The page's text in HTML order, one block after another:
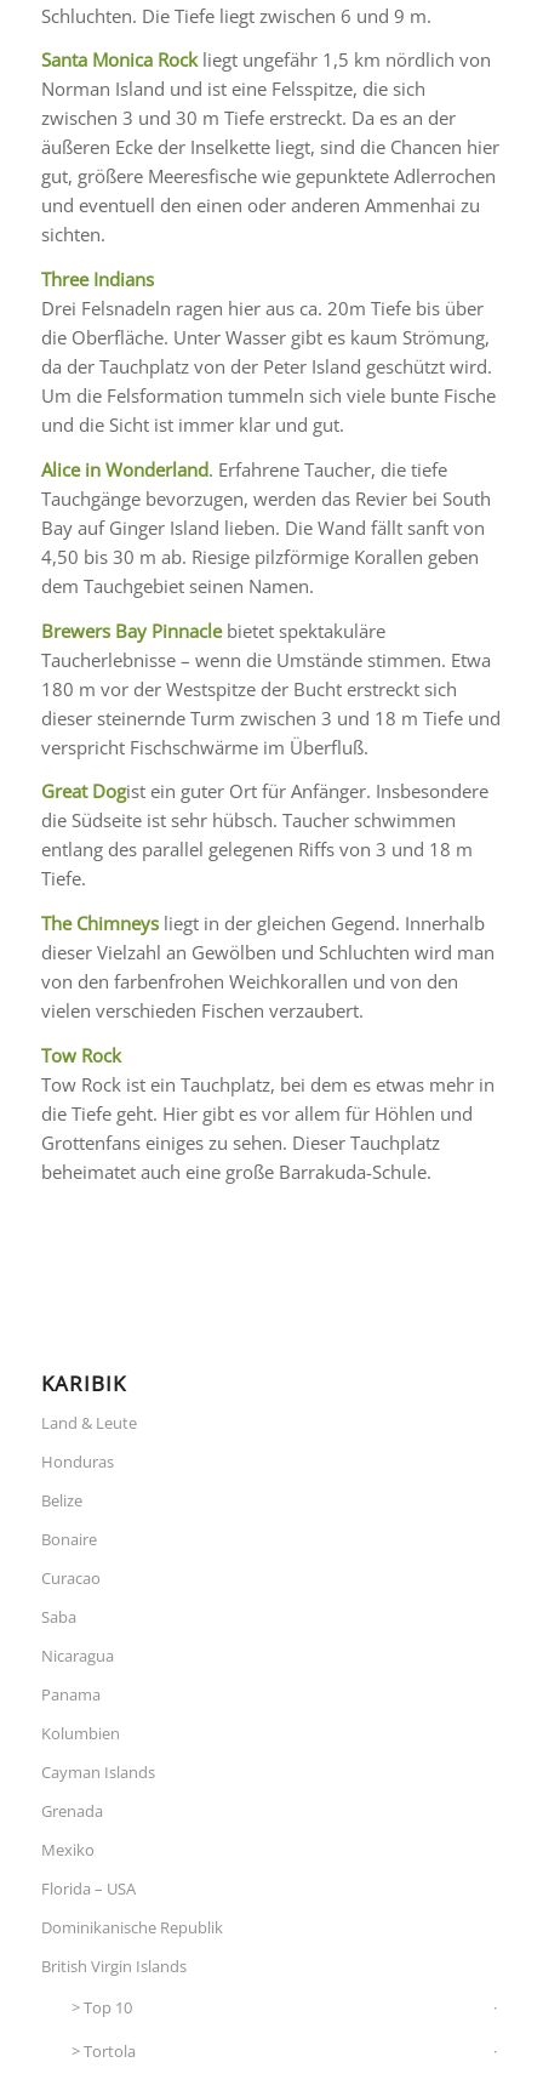
Schluchten. Die Tiefe liegt zwischen 6 und 9 m.
Santa Monica Rock liegt ungefähr 1,5 km nördlich von
Norman Island und ist eine Felsspitze, die sich
zwischen 3 und 30 m Tiefe erstreckt. Da es an der
äußeren Ecke der Inselkette liegt, sind die Chancen hier
gut, größere Meeresfische wie gepunktete Adlerrochen
und eventuell den einen oder anderen Ammenhai zu
sichten.
Three Indians
Drei Felsnadeln ragen hier aus ca. 20m Tiefe bis über
die Oberfläche. Unter Wasser gibt es kaum Strömung,
da der Tauchplatz von der Peter Island geschützt wird.
Um die Felsformation tummeln sich viele bunte Fische
und die Sicht ist immer klar und gut.
Alice in Wonderland. Erfahrene Taucher, die tiefe
Tauchgänge bevorzugen, werden das Revier bei South
Bay auf Ginger Island lieben. Die Wand fällt sanft von
4,50 bis 30 m ab. Riesige pilzförmige Korallen geben
dem Tauchgebiet seinen Namen.
Brewers Bay Pinnacle bietet spektakuläre
Taucherlebnisse – wenn die Umstände stimmen. Etwa
180 m vor der Westspitze der Bucht erstreckt sich
dieser steinernde Turm zwischen 3 und 18 m Tiefe und
verspricht Fischschwärme im Überfluß.
Great Dogist ein guter Ort für Anfänger. Insbesondere
die Südseite ist sehr hübsch. Taucher schwimmen
entlang des parallel gelegenen Riffs von 3 und 18 m
Tiefe.
The Chimneys liegt in der gleichen Gegend. Innerhalb
dieser Vielzahl an Gewölben und Schluchten wird man
von den farbenfrohen Weichkorallen und von den
vielen verschieden Fischen verzaubert.
Tow Rock
Tow Rock ist ein Tauchplatz, bei dem es etwas mehr in
die Tiefe geht. Hier gibt es vor allem für Höhlen und
Grottenfans einiges zu sehen. Dieser Tauchplatz
beheimatet auch eine große Barrakuda-Schule.
KARIBIK
Land & Leute
Honduras
Belize
Bonaire
Curacao
Saba
Nicaragua
Panama
Kolumbien
Cayman Islands
Grenada
Mexiko
Florida – USA
Dominikanische Republik
British Virgin Islands
Top 10
Tortola